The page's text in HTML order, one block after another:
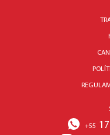
+55